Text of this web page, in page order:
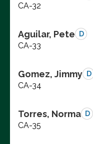
CA-32
Aguilar, Pete D
CA-33
Gomez, Jimmy D
CA-34
Torres, Norma D
CA-35